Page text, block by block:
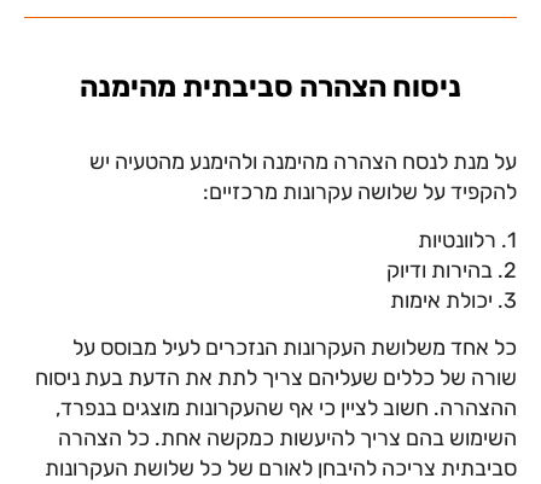
ניסוח הצהרה סביבתית מהימנה
על מנת לנסח הצהרה מהימנה ולהימנע מהטעיה יש
להקפיד על שלושה עקרונות מרכזיים:
1. רלוונטיות
2. בהירות ודיוק
3. יכולת אימות
כל אחד משלושת העקרונות הנזכרים לעיל מבוסס על
שורה של כללים שעליהם צריך לתת את הדעת בעת ניסוח
ההצהרה. חשוב לציין כי אף שהעקרונות מוצגים בנפרד,
השימוש בהם צריך להיעשות כמקשה אחת. כל הצהרה
סביבתית צריכה להיבחן לאורם של כל שלושת העקרונות